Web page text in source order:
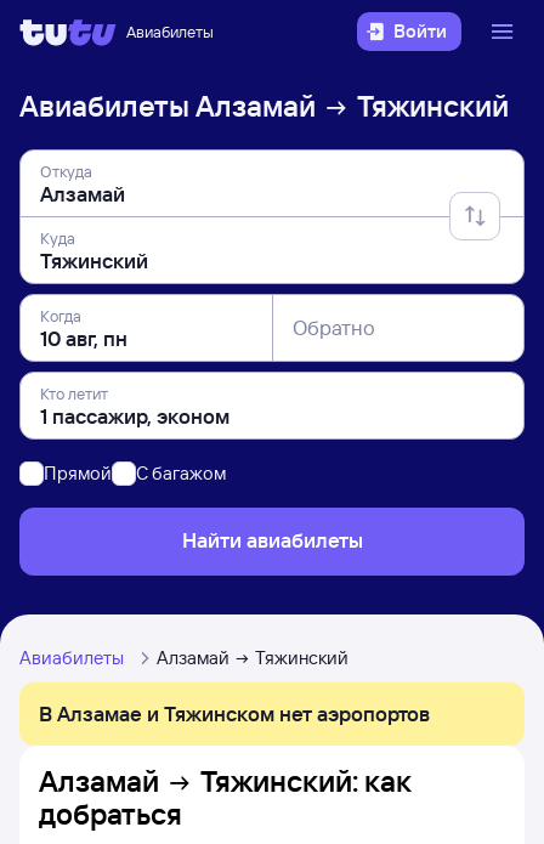
Авиабилеты Войти
Авиабилеты Алзамай Тяжинский
Откуда
Куда
Когда Обратно
Кто летит
Прямой C багажом
Найти авиабилеты
Авиабилеты Алзамай Тяжинский
В Алзамае и Тяжинском нет аэропортов
Алзамай Тяжинский: как
добраться